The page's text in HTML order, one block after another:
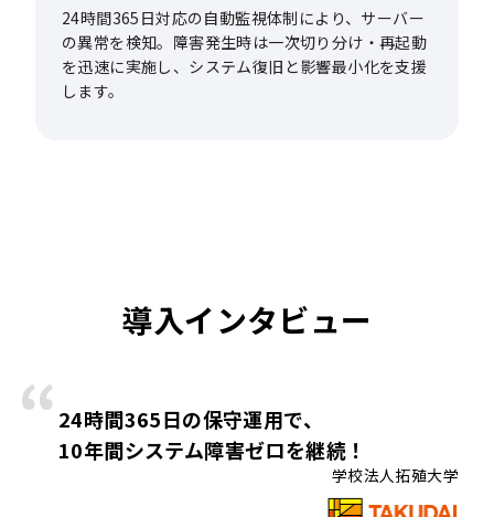
24時間365日対応の自動監視体制により、サーバー
の異常を検知。障害発生時は一次切り分け・再起動
を迅速に実施し、システム復旧と影響最小化を支援
します。
導入インタビュー
24時間365日の保守運用で、
10年間システム障害ゼロを継続！
学校法人拓殖大学